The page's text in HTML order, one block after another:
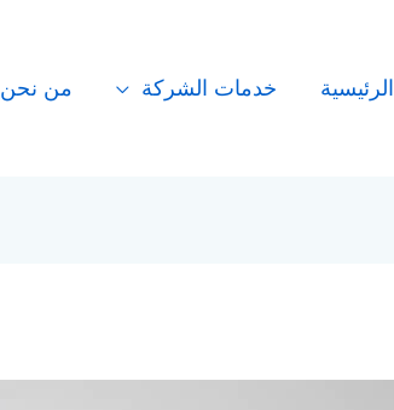
الرئيسية خدمات الشركة من نحن